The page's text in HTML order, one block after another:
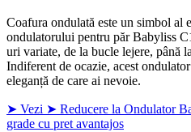
Coafura ondulată este un simbol al
ondulatorului pentru păr Babyliss
uri variate, de la bucle lejere, până
Indiferent de ocazie, acest
eleganță de care ai nevoie.
➤ Vezi ➤ Reducere la Ondulator
grade cu pret avantajos